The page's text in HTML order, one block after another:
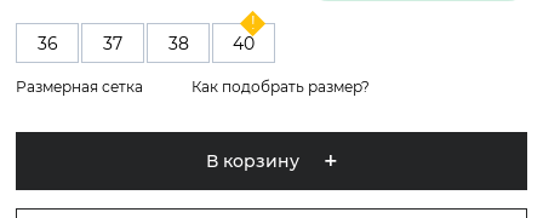
36 37 38 40
Размерная сетка Как подобрать размер?
В корзину